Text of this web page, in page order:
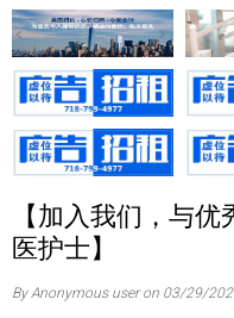
【加入我们，与
医护士】
By Anonymous user on 03/29/